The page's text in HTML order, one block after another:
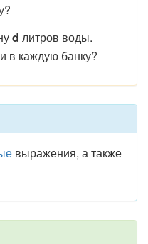
d литров воды.
в каждую банку?
выражения, а также